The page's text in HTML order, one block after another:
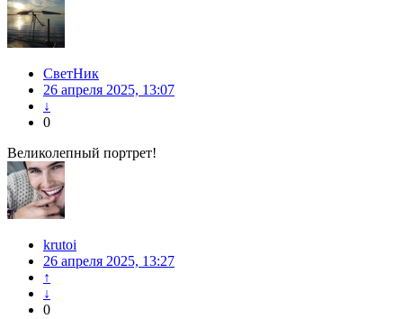
СветНик
26 апреля 2025, 13:07
↓
0
Великолепный портрет!
krutoi
26 апреля 2025, 13:27
↑
↓
0